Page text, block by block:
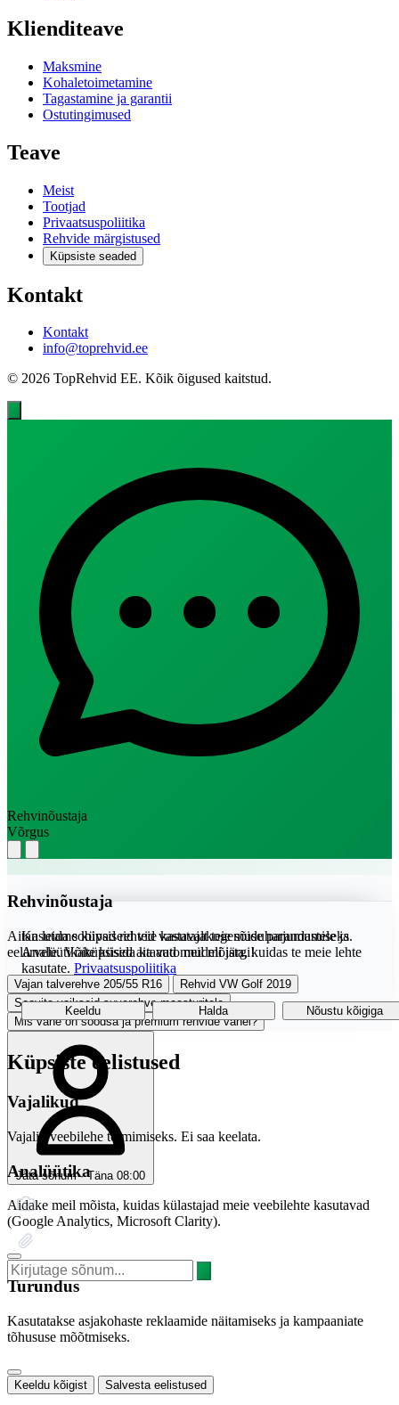
Klienditeave
Maksmine
Kohaletoimetamine
Tagastamine ja garantii
Ostutingimused
Teave
Meist
Tootjad
Privaatsuspoliitika
Rehvide märgistused
Küpsiste seaded
Kontakt
Kontakt
info@toprehvid.ee
© 2026 TopRehvid EE. Kõik õigused kaitstud.
Rehvinõustaja
Võrgus
Rehvinõustaja
Aitan leida sobivad rehvid vastavalt teie sõiduharjumustele ja
eelarvele. Võite küsida ka auto mudeli järgi!
Vajan talverehve 205/55 R16
Rehvid VW Golf 2019
Soovita vaikseid suverehve maasturitele
Mis vahe on soodsa ja premium rehvide vahel?
Jäta sõnum · Täna 08:00
Kasutame küpsiseid teie kasutajakogemuse parandamiseks.
Analüütikaküpsised aitavad meil mõista, kuidas te meie lehte
kasutate. Privaatsuspoliitika
Keeldu Halda Nõustu kõigiga
Küpsiste eelistused
Vajalikud
Vajalik veebilehe toimimiseks. Ei saa keelata.
Analüütika
Aidake meil mõista, kuidas külastajad meie veebilehte kasutavad
(Google Analytics, Microsoft Clarity).
Turundus
Kasutatakse asjakohaste reklaamide näitamiseks ja kampaaniate
tõhususe mõõtmiseks.
Keeldu kõigist Salvesta eelistused